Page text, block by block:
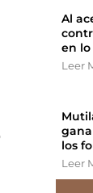
Al
en
Leer
los
Leer